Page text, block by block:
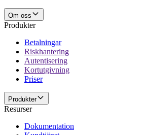
Om oss
Produkter
Betalningar
Riskhantering
Autentisering
Kortutgivning
Priser
Produkter
Resurser
Dokumentation